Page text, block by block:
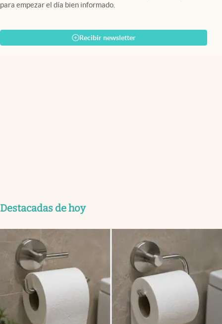
para empezar el día bien informado.
Recibir newsletter
Destacadas de hoy